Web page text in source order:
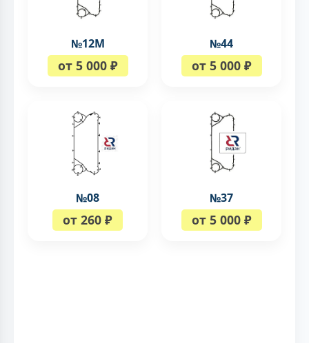
№12М
от 5 000 ₽
№44
от 5 000 ₽
№08
от 260 ₽
№37
от 5 000 ₽